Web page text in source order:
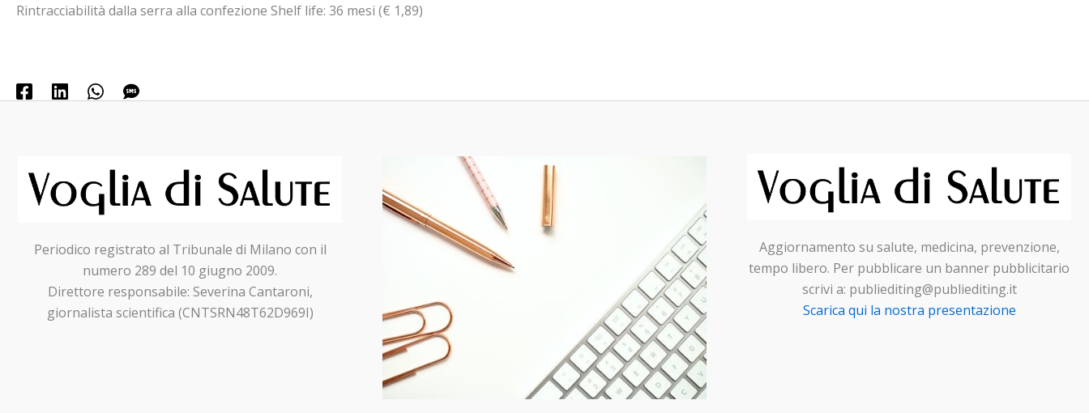
Rintracciabilità dalla serra alla confezione Shelf life: 36 mesi (€ 1,89)
Periodico registrato al Tribunale di Milano con il
numero 289 del 10 giugno 2009.
Direttore responsabile: Severina Cantaroni,
giornalista scientifica (CNTSRN48T62D969I)
Aggiornamento su salute, medicina, prevenzione,
tempo libero. Per pubblicare un banner pubblicitario
scrivi a: publiediting@publiediting.it
Scarica qui la nostra presentazione